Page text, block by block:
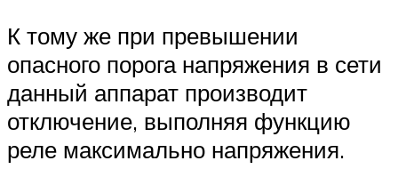
К тому же при превышении
опасного порога напряжения в сети
данный аппарат производит
отключение, выполняя функцию
реле максимально напряжения.